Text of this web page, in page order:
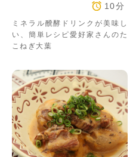
10分
ミネラル醗酵ドリンクが美味し
い、簡単レシピ愛好家さんのた
こねぎ大葉